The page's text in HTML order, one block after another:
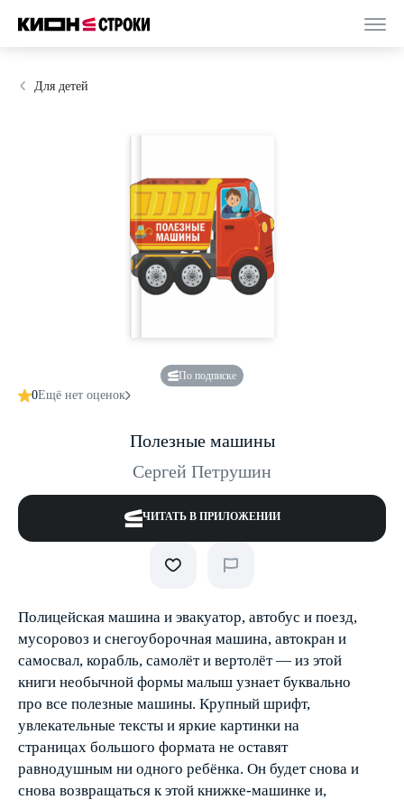
Для детей
По подписке
0Ещё нет оценок
Полезные машины
Сергей Петрушин
ЧИТАТЬ В ПРИЛОЖЕНИИ
Полицейская машина и эвакуатор, автобус и поезд,
мусоровоз и снегоуборочная машина, автокран и
самосвал, корабль, самолёт и вертолёт — из этой
книги необычной формы малыш узнает буквально
про все полезные машины. Крупный шрифт,
увлекательные тексты и яркие картинки на
страницах большого формата не оставят
равнодушным ни одного ребёнка. Он будет снова и
снова возвращаться к этой книжке-машинке и,